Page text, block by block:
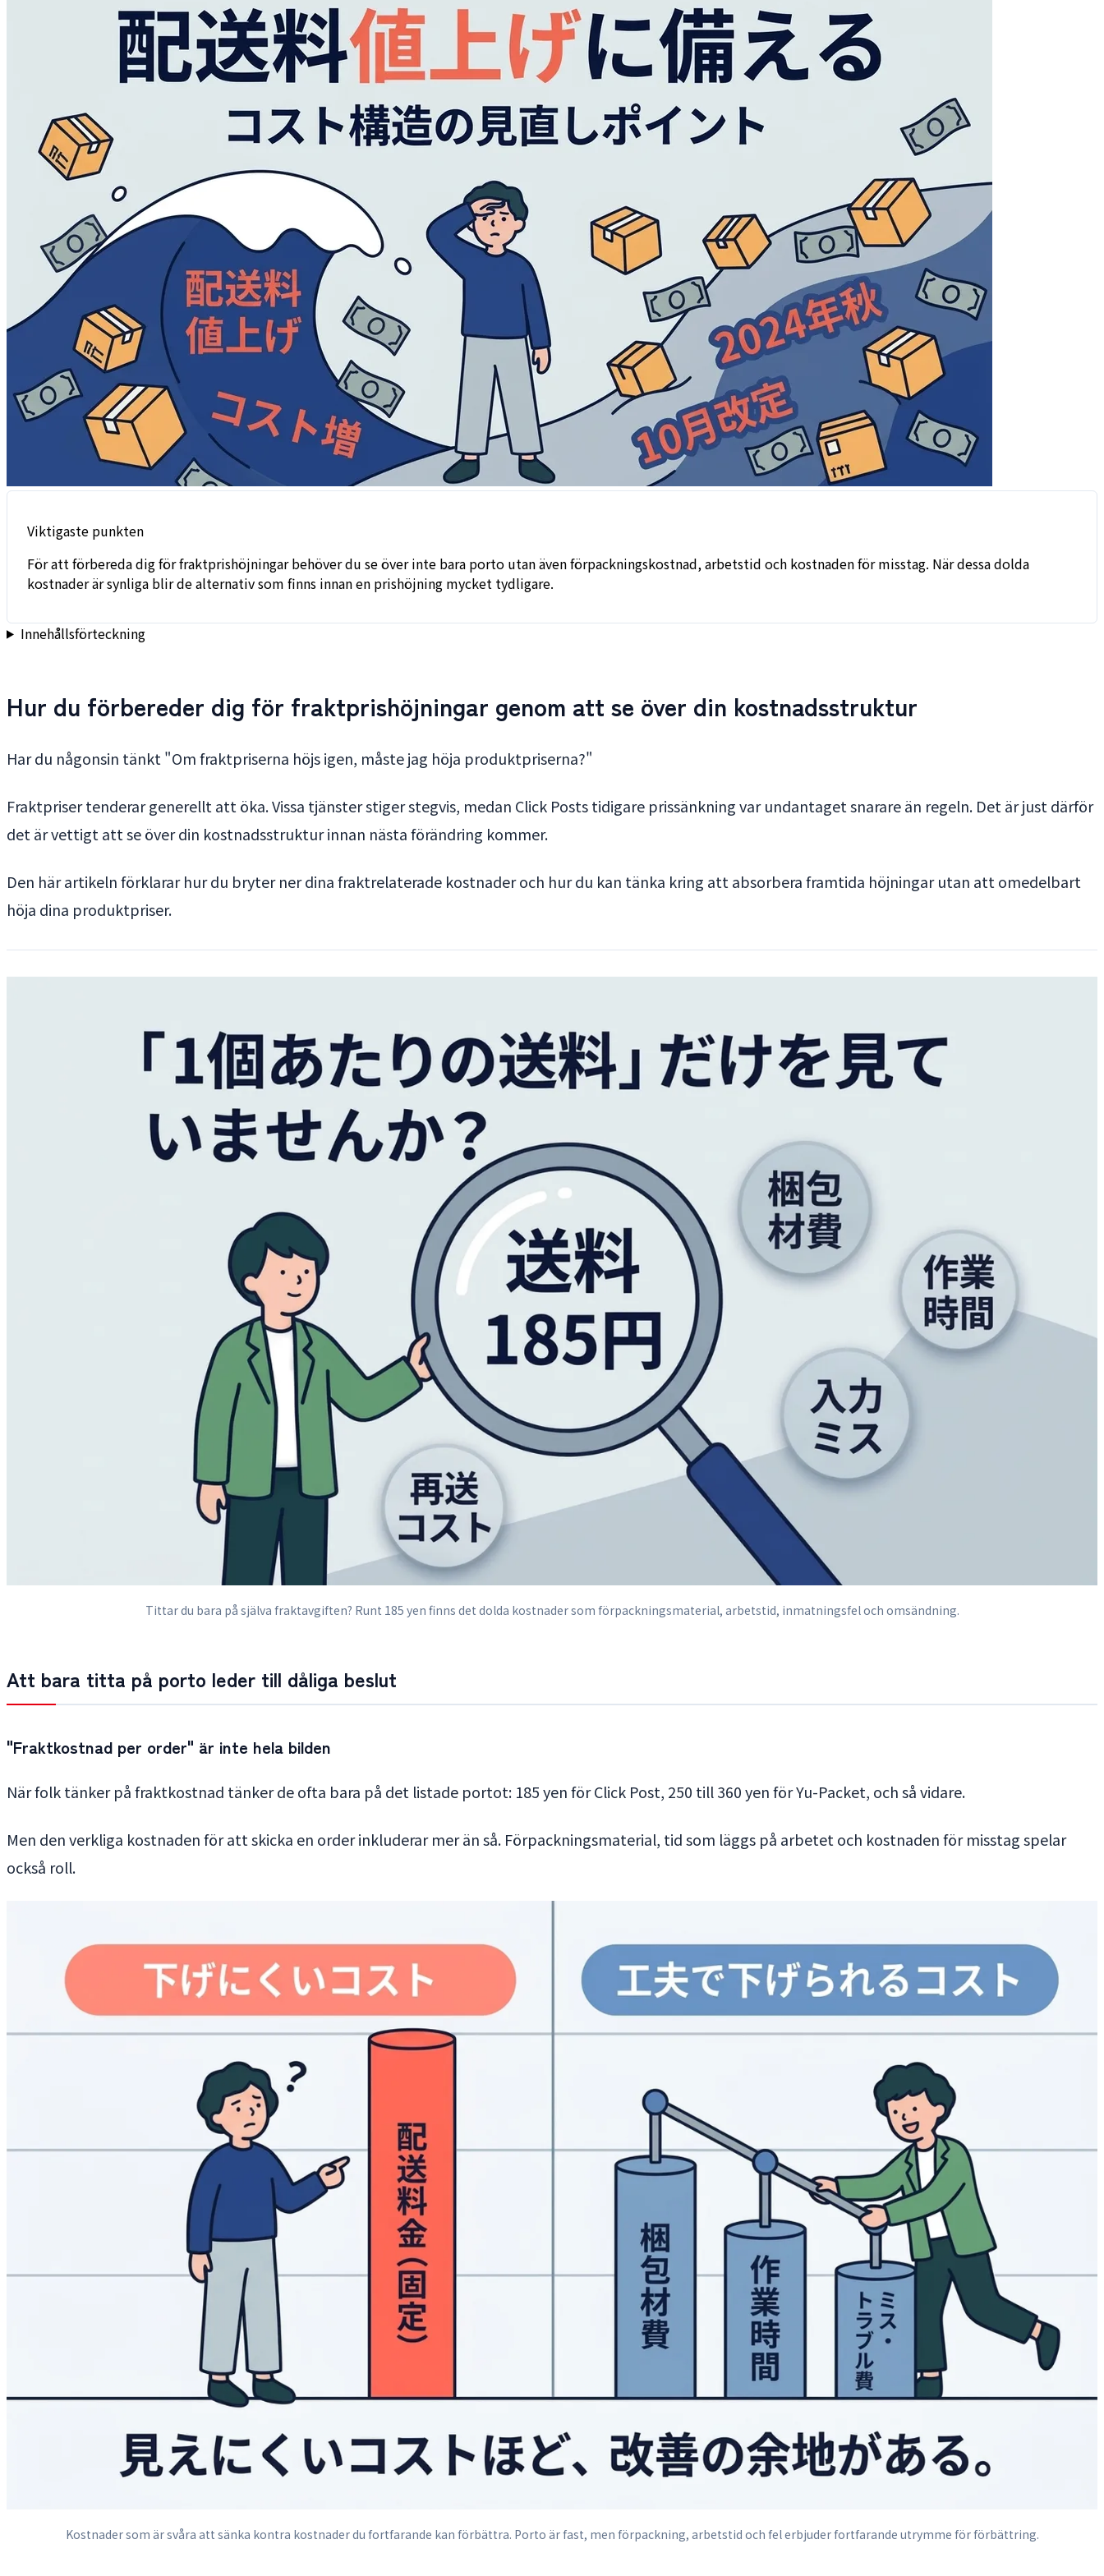
Viktigaste punkten
För att förbereda dig för fraktprishöjningar behöver du se över inte bara porto utan även förpackningskostnad, arbetstid och kostnaden för misstag. När dessa dolda
kostnader är synliga blir de alternativ som finns innan en prishöjning mycket tydligare.
Innehållsförteckning
Hur du förbereder dig för fraktprishöjningar genom att se över din kostnadsstruktur
Har du någonsin tänkt "Om fraktpriserna höjs igen, måste jag höja produktpriserna?"
Fraktpriser tenderar generellt att öka. Vissa tjänster stiger stegvis, medan Click Posts tidigare prissänkning var undantaget snarare än regeln. Det är just därför
det är vettigt att se över din kostnadsstruktur innan nästa förändring kommer.
Den här artikeln förklarar hur du bryter ner dina fraktrelaterade kostnader och hur du kan tänka kring att absorbera framtida höjningar utan att omedelbart
höja dina produktpriser.
Tittar du bara på själva fraktavgiften? Runt 185 yen finns det dolda kostnader som förpackningsmaterial, arbetstid, inmatningsfel och omsändning.
Att bara titta på porto leder till dåliga beslut
"Fraktkostnad per order" är inte hela bilden
När folk tänker på fraktkostnad tänker de ofta bara på det listade portot: 185 yen för Click Post, 250 till 360 yen för Yu-Packet, och så vidare.
Men den verkliga kostnaden för att skicka en order inkluderar mer än så. Förpackningsmaterial, tid som läggs på arbetet och kostnaden för misstag spelar
också roll.
Kostnader som är svåra att sänka kontra kostnader du fortfarande kan förbättra. Porto är fast, men förpackning, arbetstid och fel erbjuder fortfarande utrymme för förbättring.